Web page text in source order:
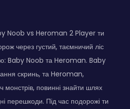
Noob vs Heroman 2 Player ти
через густий, таємничий ліс
Baby Noob та Heroman. Baby
скринь, та Heroman,
повинні знайти шлях
перешкоди. Під час подорожі ти